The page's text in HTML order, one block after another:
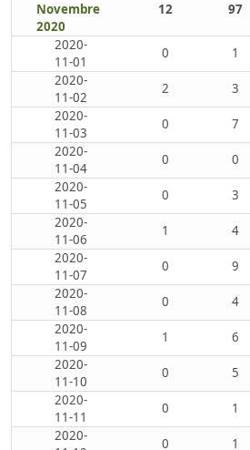
Novembre
2020
12 97
2020-
11-01
0 1
2020-
11-02
2 3
2020-
11-03
0 7
2020-
11-04
0 0
2020-
11-05
0 3
2020-
11-06
1 4
2020-
11-07
0 9
2020-
11-08
0 4
2020-
11-09
1 6
2020-
11-10
0 5
2020-
11-11
0 1
2020-
0 1